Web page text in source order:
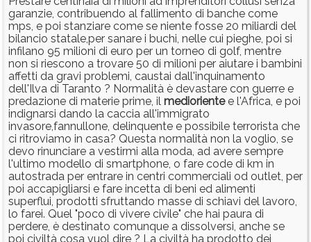
garanzie, contribuendo al fallimento di banche come
mps, e poi stanziare come se niente fosse 20 miliardi del
bilancio statale,per sanare i buchi, nelle cui pieghe, poi si
infilano 95 milioni di euro per un torneo di golf, mentre
non si riescono a trovare 50 di milioni per aiutare i bambini
affetti da gravi problemi, caustai dall'inquinamento
dell'Ilva di Taranto ? Normalità è devastare con guerre e
predazione di materie prime, il mediorientee l'Africa, e poi
indignarsi dando la caccia all'immigrato
invasore,fannullone, delinquente e possibile terrorista che
ci ritroviamo in casa? Questa normalità non la voglio, se
devo rinunciare a vestirmi alla moda, ad avere sempre
l'ultimo modello di smartphone, o fare code di km in
autostrada per entrare in centri commerciali od outlet, per
poi accapigliarsi e fare incetta di beni ed alimenti
superflui, prodotti sfruttando masse di schiavi del lavoro,
lo farei. Quel "poco di vivere civile" che hai paura di
perdere, è destinato comunque a dissolversi, anche se
poi civiltà cosa vuol dire ? La civiltà ha prodotto dei